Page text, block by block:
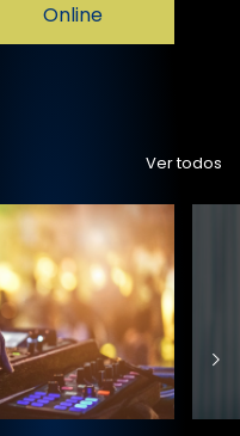
Online
Ver todos